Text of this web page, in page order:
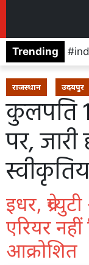
Trending
राजस्थान उदयपुर
कुलपति
पर, जारी
इधर,
एरियर
आक्रोशित